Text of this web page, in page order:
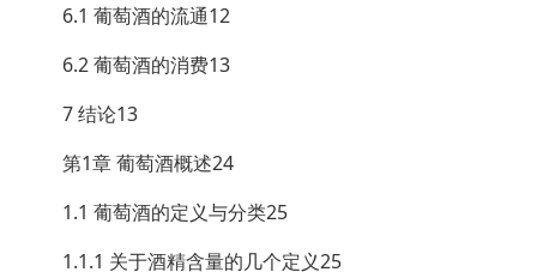
6.1 葡萄酒的流通12
6.2 葡萄酒的消费13
7 结论13
第1章 葡萄酒概述24
1.1 葡萄酒的定义与分类25
1.1.1 关于酒精含量的几个定义25